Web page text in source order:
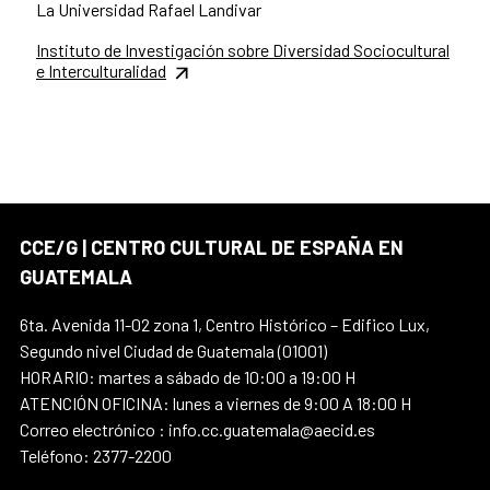
La Universidad Rafael Landivar
Instituto de Investigación sobre Diversidad Sociocultural
e Interculturalidad
CCE/G | CENTRO CULTURAL DE ESPAÑA EN
GUATEMALA
6ta. Avenida 11-02 zona 1, Centro Histórico – Edifico Lux,
Segundo nivel Ciudad de Guatemala (01001)
HORARIO: martes a sábado de 10:00 a 19:00 H
ATENCIÓN OFICINA: lunes a viernes de 9:00 A 18:00 H
Correo electrónico : info.cc.guatemala@aecid.es
Teléfono: 2377-2200